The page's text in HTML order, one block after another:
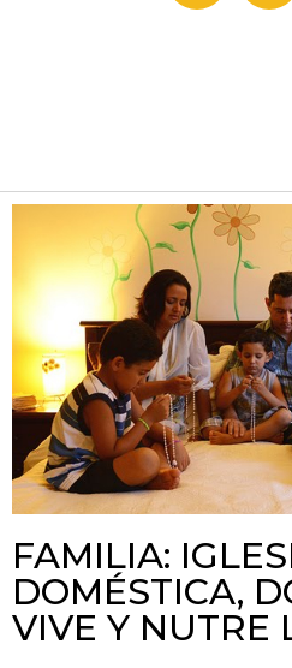
FAMILIA:
DOMÉSTICA,
VIVE Y NUTRE